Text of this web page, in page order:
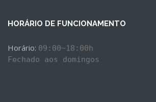
HORÁRIO DE FUNCIONAMENTO
Horário: 09:00~18:00h
Fechado aos domingos